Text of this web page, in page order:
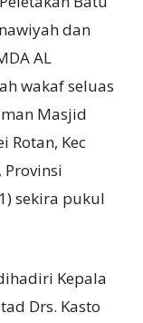
dan
AL
wakaf seluas
Masjid
Rotan, Kec
Provinsi
sekira pukul
Kepala
Drs. Kasto